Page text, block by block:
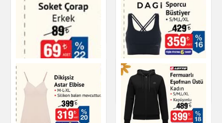
Dikişsiz Astar Elbise
Giyim
Soket Çorap Erkek
Giyim
DAGİ Sporcu Büstiyer
Giyim